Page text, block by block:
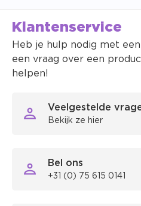
Klantenservice
Heb je hulp nodig met
een vraag over een
helpen!
Veelgestelde
Bekijk ze hier
Bel ons
+31 (0) 75 615 0141